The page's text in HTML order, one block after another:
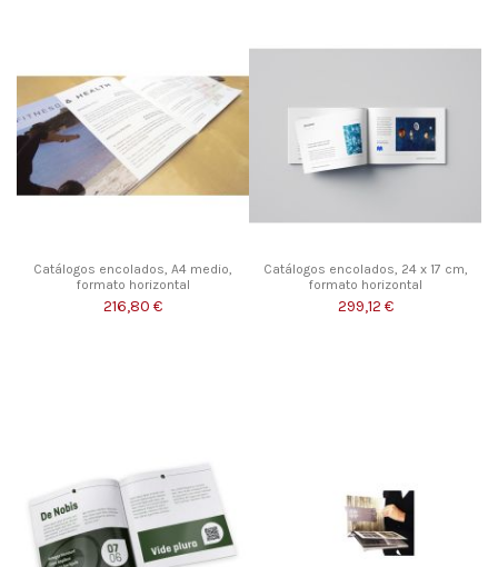
Catálogos encolados, A4 medio,
formato horizontal
216,80 €
Catálogos encolados, 24 x 17 cm,
formato horizontal
299,12 €